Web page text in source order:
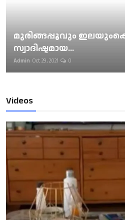
മുരിങ്ങപ്പൂവും
സ്വാദിഷ്ടമായ...
Admin Oct 29, 2021 0
Videos